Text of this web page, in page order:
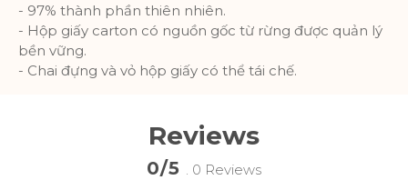
- 97% thành phần thiên nhiên.
- Hộp giấy carton có nguồn gốc từ rừng được quản lý
bền vững.
- Chai đựng và vỏ hộp giấy có thể tái chế.
Reviews
0/5 . 0 Reviews